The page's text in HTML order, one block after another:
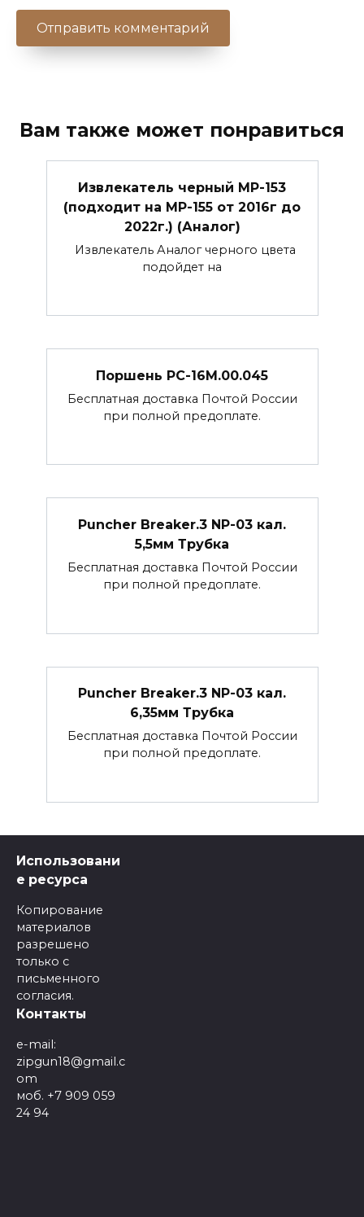
Вам также может понравиться
Извлекатель черный МР-153
(подходит на МР-155 от 2016г до
2022г.) (Аналог)
Извлекатель Аналог черного цвета
подойдет на
Поршень РС-16М.00.045
Бесплатная доставка Почтой России
при полной предоплате.
Puncher Breaker.3 NP-03 кал.
5,5мм Трубка
Бесплатная доставка Почтой России
при полной предоплате.
Puncher Breaker.3 NP-03 кал.
6,35мм Трубка
Бесплатная доставка Почтой России
при полной предоплате.
Использовани
е ресурса
Копирование
материалов
разрешено
только с
письменного
согласия.
Контакты
e-mail:
zipgun18@gmail.c
om
моб. +7 909 059
24 94